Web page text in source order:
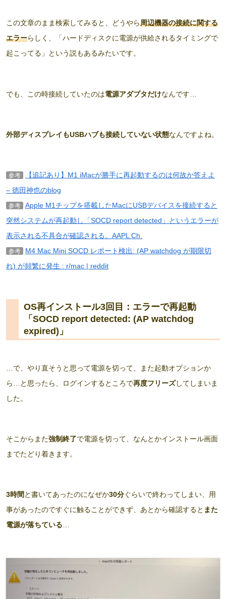
この文章のまま検索してみると、どうやら周辺機器の接続に関する
エラーらしく、「ハードディスクに電源が供給されるタイミングで
起こってる」という説もあるみたいです。
でも、この時接続していたのは電源アダプタだけなんです…
外部ディスプレイもUSBハブも接続していない状態なんですよね。
参考
【追記あり】M1 iMacが勝手に再起動するのは何故か答えよ
– 徳田神也のblog
参考
Apple M1チップを搭載したMacにUSBデバイスを接続すると
突然システムが再起動し「SOCD report detected」というエラーが
表示される不具合が確認される。AAPL Ch.
参考
M4 Mac Mini SOCD レポート検出: (AP watchdog が期限切
れ) が頻繁に発生 : r/mac | reddit
OS再インストール3回目：エラーで再起動
「SOCD report detected: (AP watchdog
expired)」
…で、やり直そうと思って電源を切って、また起動オプションか
ら…と思ったら、ログインするところで再度フリーズしてしまいま
した。
そこからまた強制終了で電源を切って、なんとかインストール画面
までたどり着きます。
3時間 と書いてあったのになぜか30分ぐらいで終わってしまい、用
事があったのですぐに触ることができず、あとから確認すると また
電源が落ちている…